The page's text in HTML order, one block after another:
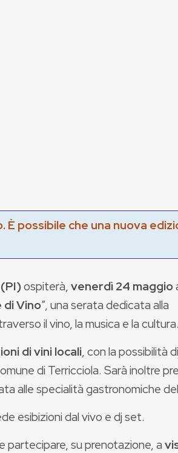
possibile che una nuova
ospiterà,venerdì 24 maggio
di Vino”, una serata dedicata alla
il vino, la musica e la cultura.
di vini locali, con la possibilità
di Terricciola. Sarà inoltre
alle specialità gastronomiche
esibizioni dal vivo e dj set.
partecipare, su prenotazione, a